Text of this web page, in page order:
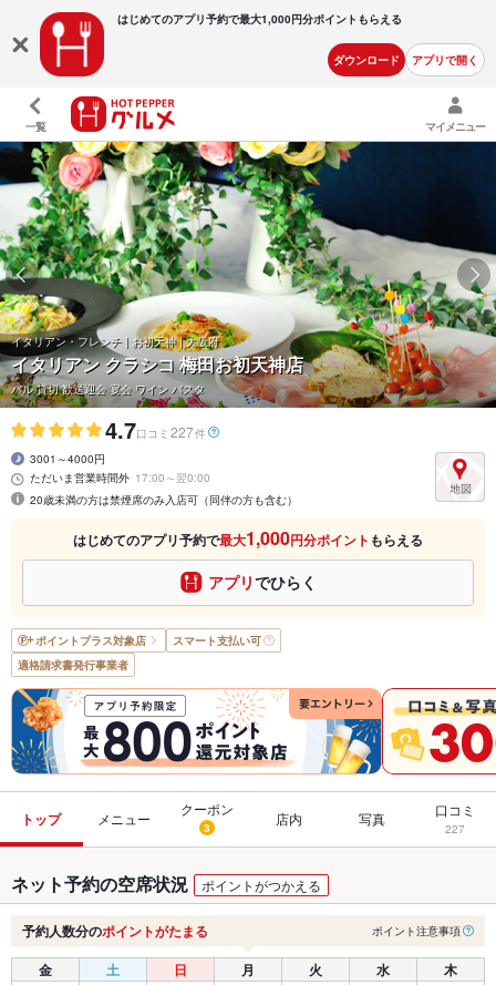
はじめてのアプリ予約で最大1,000円分ポイントもらえる
ダウンロード アプリで開く
一覧 マイメニュー
イタリアン・フレンチ | お初天神 | 大阪府
イタリアン クラシコ 梅田お初天神店
バル 貸切 歓送迎会 宴会 ワイン パスタ
4.7口コミ 227件
3001～4000円
ただいま営業時間外 17:00～翌0:00
20歳未満の方は禁煙席のみ入店可（同伴の方も含む）
はじめてのアプリ予約で最大1,000円分ポイント もらえる
アプリでひらく
ポイントプラス対象店
スマート支払い可
適格請求書発行事業者
トップ メニュー
クーポン
3 店内 写真 口コミ
227
ネット予約の空席状況 ポイントがつかえる
予約人数分のポイントがたまる ポイント注意事項
金 土 日 月 火 水 木